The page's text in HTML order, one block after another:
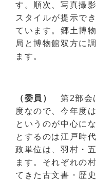
す。順次、写真撮
スタイルが提示で
ています。郷土博
局と博物館双方に
ます。
（委員） 第2部会
度なので、今年度
というのが中心に
とするのは江戸時
政単位は、羽村・
ます。それぞれの
てきた古文書・歴